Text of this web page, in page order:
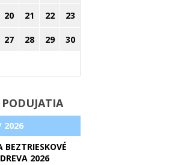
20 21 22 23
27 28 29 30
2026
BEZTRIESKOVÉ
2026